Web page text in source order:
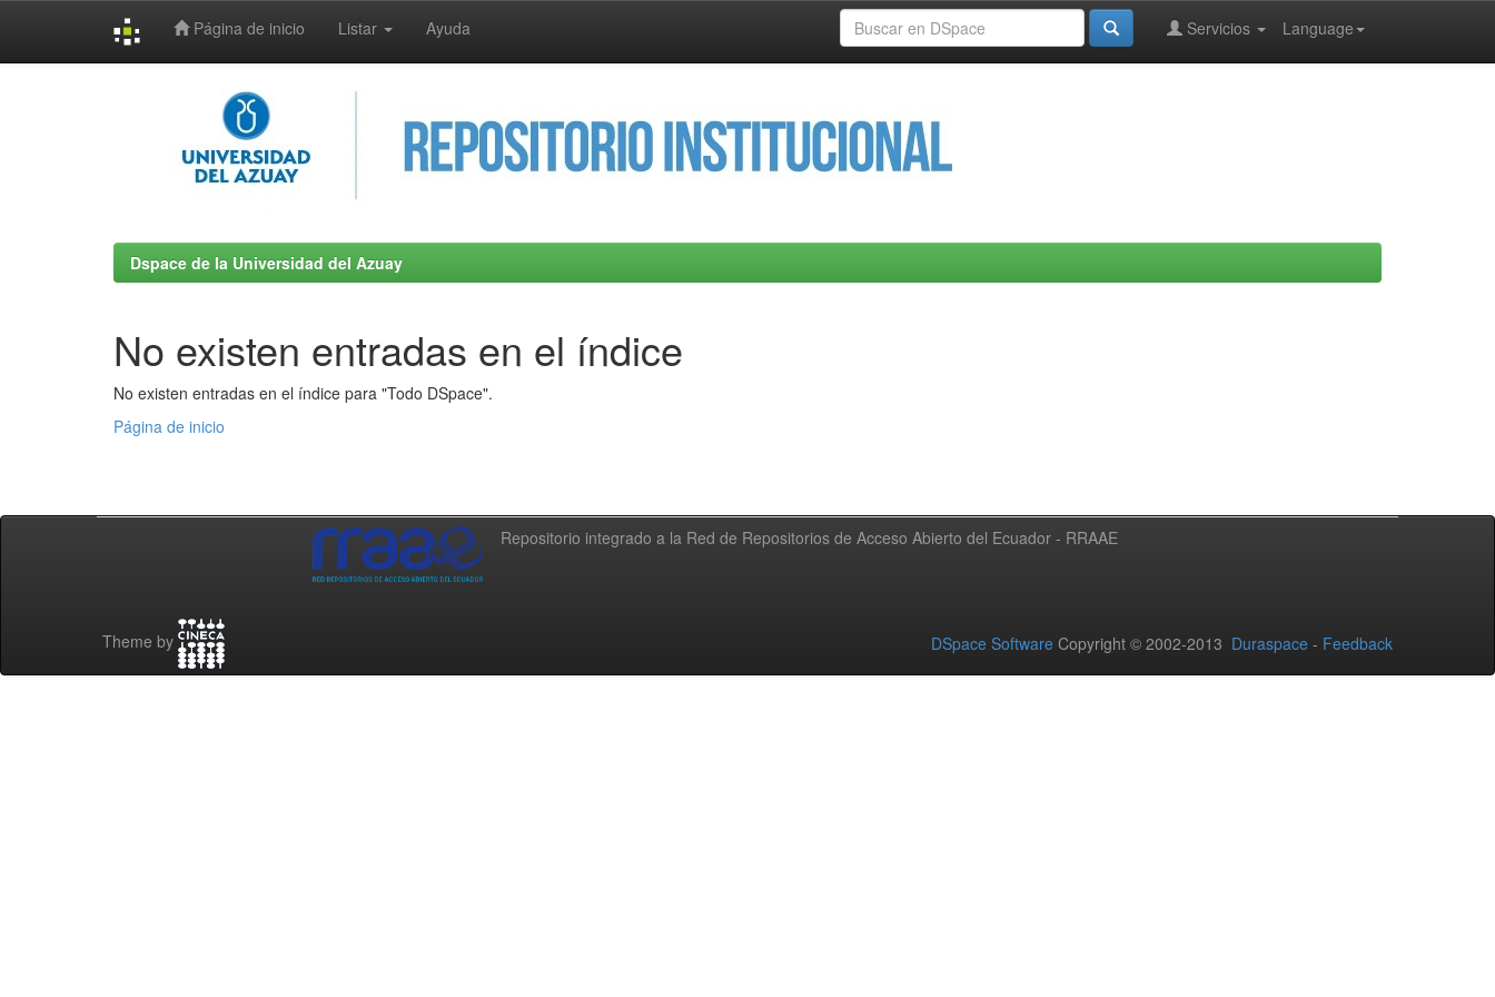
Página de inicio Listar Ayuda Language
Servicios
Dspace de la Universidad del Azuay
No existen entradas en el índice
No existen entradas en el índice para "Todo DSpace".
Página de inicio
Repositorio integrado a la Red de Repositorios de Acceso Abierto del Ecuador - RRAAE
Theme by DSpace Software Copyright © 2002-2013 Duraspace - Feedback